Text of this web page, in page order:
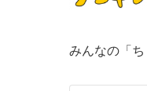
みんなの「